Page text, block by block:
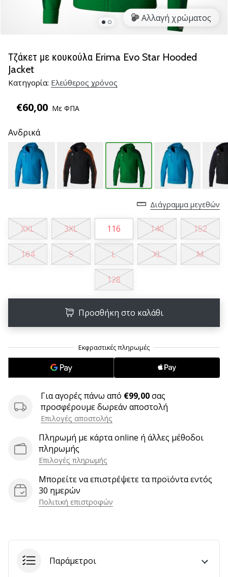
του
βόλεϊ
όπως
εμείς;
μαζί
ως
πρεσβευτής
της
μάρκας
μας.
•
9 λεπτά ανάγνωσης
Weplayvolleyball
Πρόγραμμα
τον
ιστότοπο,
Facebook
φόρουμ
συζητήσεων;
Αφήστε
να
σας
αποφέρουν
…
όλων
των
άρθρων
Αλλαγή χρώματος
Τζάκετ με κουκούλα Erima Evo Star Hooded
Jacket
Κατηγορία: Ελεύθερος χρόνος
€60,00 Με ΦΠΑ
Ανδρικά
Διάγραμμα μεγεθών
XXL 3XL 116 140 152
164 S L XL M
128
Προσθήκη στο καλάθι
Για αγορές πάνω από €99,00σας
προσφέρουμε δωρεάν αποστολή
Επιλογές αποστολής
Πληρωμή με κάρτα online ή άλλες μέθοδοι
πληρωμής
Επιλογές πληρωμής
Μπορείτε να επιστρέψετε τα προϊόντα εντός
30 ημερών
Πολιτική επιστροφών
Παράμετροι